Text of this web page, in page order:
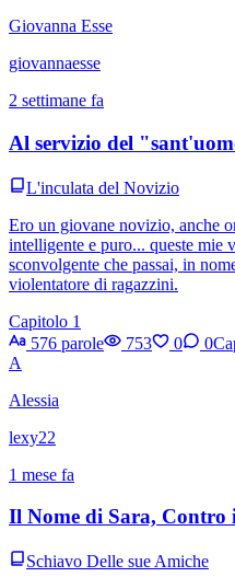
Giovanna Esse
giovannaesse
2 settimane fa
Al servizio del
L'inculata del Novizio
Ero un giovane novizio, anche
intelligente e puro... queste mie
sconvolgente che passai, in
violentatore di ragazzini.
Capitolo 1
576 parole
753 0 0
A
Alessia
lexy22
1 mese fa
Il Nome di Sara, Contro
Schiavo Delle sue Amiche